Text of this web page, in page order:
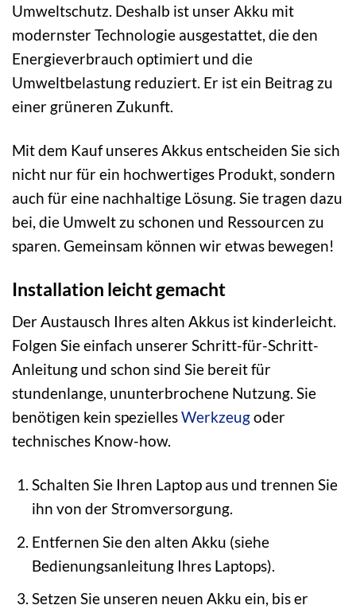
Umweltschutz. Deshalb ist unser Akku mit
modernster Technologie ausgestattet, die den
Energieverbrauch optimiert und die
Umweltbelastung reduziert. Er ist ein Beitrag zu
einer grüneren Zukunft.
Mit dem Kauf unseres Akkus entscheiden Sie sich
nicht nur für ein hochwertiges Produkt, sondern
auch für eine nachhaltige Lösung. Sie tragen dazu
bei, die Umwelt zu schonen und Ressourcen zu
sparen. Gemeinsam können wir etwas bewegen!
Installation leicht gemacht
Der Austausch Ihres alten Akkus ist kinderleicht.
Folgen Sie einfach unserer Schritt-für-Schritt-
Anleitung und schon sind Sie bereit für
stundenlange, ununterbrochene Nutzung. Sie
benötigen kein speziellesWerkzeugoder
technisches Know-how.
Schalten Sie Ihren Laptop aus und trennen Sie
ihn von der Stromversorgung.
Entfernen Sie den alten Akku (siehe
Bedienungsanleitung Ihres Laptops).
Setzen Sie unseren neuen Akku ein, bis er